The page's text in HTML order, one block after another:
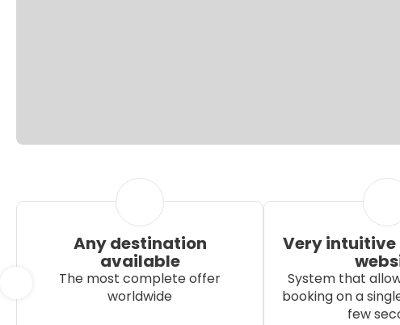
Any destination
available
The most complete offer
worldwide
Very intuitive
System that
booking on a
few